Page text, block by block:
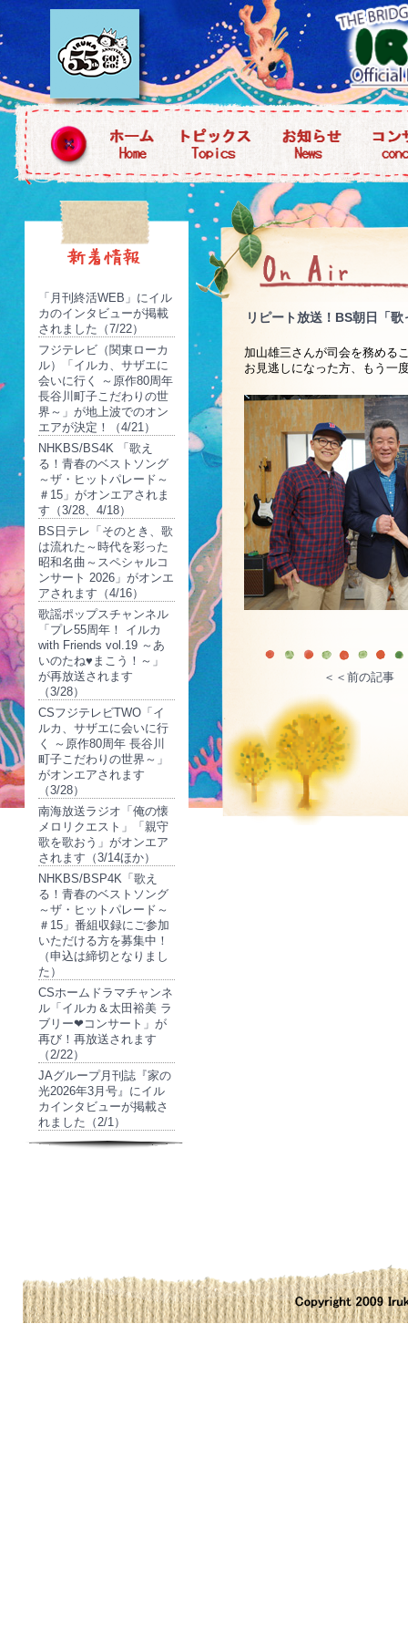
「月刊終活WEB」にイル
カのインタビューが掲載
されました（7/22）
フジテレビ（関東ローカ
ル）「イルカ、サザエに
会いに行く ～原作80周年
長谷川町子こだわりの世
界～」が地上波でのオン
エアが決定！（4/21）
NHKBS/BS4K 「歌え
る！青春のベストソング
～ザ・ヒットパレード～
＃15」がオンエアされま
す（3/28、4/18）
BS日テレ「そのとき、歌
は流れた～時代を彩った
昭和名曲～スペシャルコ
ンサート 2026」がオンエ
アされます（4/16）
歌謡ポップスチャンネル
「プレ55周年！ イルカ
with Friends vol.19 ～あ
いのたね♥まこう！～」
が再放送されます
（3/28）
CSフジテレビTWO「イ
ルカ、サザエに会いに行
く ～原作80周年 長谷川
町子こだわりの世界～」
がオンエアされます
（3/28）
南海放送ラジオ「俺の懐
メロリクエスト」「親守
歌を歌おう」がオンエア
されます（3/14ほか）
NHKBS/BSP4K「歌え
る！青春のベストソング
～ザ・ヒットパレード～
＃15」番組収録にご参加
いただける方を募集中！
（申込は締切となりまし
た）
CSホームドラマチャンネ
ル「イルカ＆太田裕美 ラ
ブリー❤コンサート」が
再び！再放送されます
（2/22）
JAグループ月刊誌『家の
光2026年3月号』にイル
カインタビューが掲載さ
れました（2/1）
リピート放送！BS朝日「
加山雄三さんが司会を務める
お見逃しになった方、もう一
＜＜前の記事